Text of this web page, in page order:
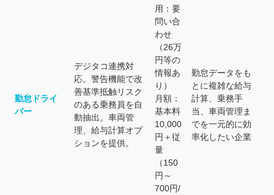
勤怠ドライ
バー
デジタコ連携対
応。警告機能で改
善基準抵触リスク
のある乗務員を自
動抽出。車両管
理、給与計算オプ
ションを提供。
用：要
問い合
わせ
（26万
円等の
情報あ
り）
月額：
基本料
10,000
円＋従
量
（150
円～
700円/
勤怠データをも
とに複雑な給与
計算、乗務手
当、車両管理ま
でを一元的に効
率化したい企業